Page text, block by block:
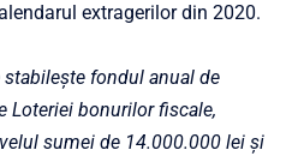
extragerilor din 2020.
fondul anual de
Loteriei bonurilor fiscale,
sumei de 14.000.000 lei şi